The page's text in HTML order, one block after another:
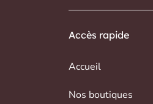
Accès rapide
Accueil
Nos boutiques